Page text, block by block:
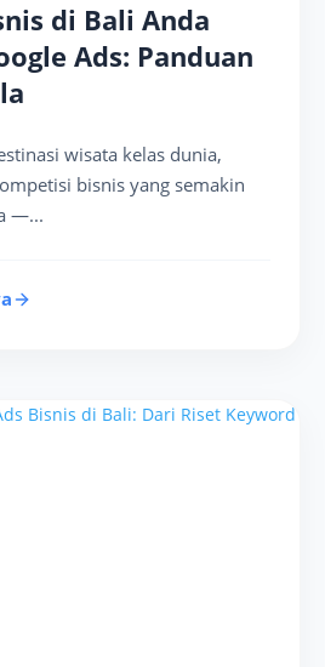
di Bali Anda
Ads: Panduan
wisata kelas dunia,
bisnis yang semakin
—...